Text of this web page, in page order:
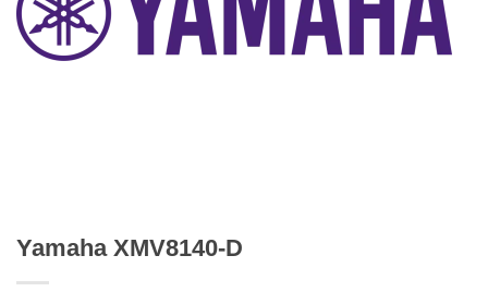
Yamaha XMV8140-D